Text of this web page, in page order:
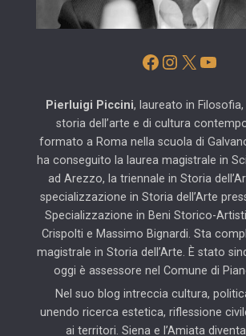
Facebook
Instagram
X
Pierluigi Piccini, laureato in
storia dell’arte e di cultura
formato a Roma nella scuola di
ha conseguito la laurea magistrale in
ad Arezzo, la triennale in Storia
specializzazione in Storia dell’Arte
Specializzazione in Beni Storico-
Crispolti e Massimo Bignardi. Sta
magistrale in Storia dell’Arte. È stato
oggi è assessore nel Comune di
Nel suo blog intreccia cultura,
unendo ricerca estetica, riflessione
ai territori. Siena e l’Amiata